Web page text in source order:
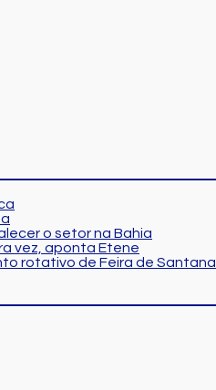
o setor na Bahia
vez, aponta Etene
rotativo de Feira de Santana